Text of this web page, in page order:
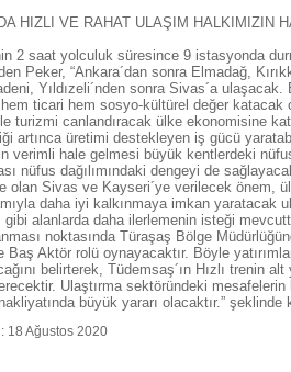
HIZLI VE RAHAT ULAŞIM HALKIMIZIN
2 saat yolculuk süresince 9 istasyonda
Peker, “Ankara´dan sonra Elmadağ,
Yıldızeli´nden sonra Sivas´a
ticari hem sosyo-kültürel değer katacak
turizmi canlandıracak ülke ekonomisine
artınca üretimi destekleyen iş gücü
verimli hale gelmesi büyük kentlerdeki
nüfus dağılımındaki dengeyi de
olan Sivas ve Kayseri´ye verilecek önem,
daha iyi kalkınmaya imkan yaratacak
alanlarda daha ilerlemenin isteği
noktasında Türaşaş Bölge
Baş Aktör rolü oynayacaktır. Böyle
belirterek, Tüdemsaş´ın Hızlı trenin
Ulaştırma sektöründeki mesafelerin
büyük yararı olacaktır.” şeklinde
18 Ağustos 2020